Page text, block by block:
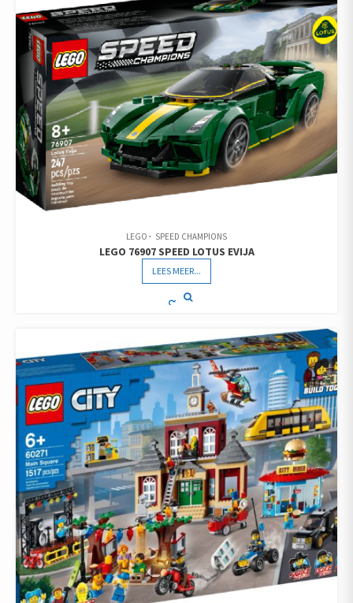
LEGO SPEED CHAMPIONS
LEGO 76907 SPEED LOTUS EVIJA
LEES MEER...